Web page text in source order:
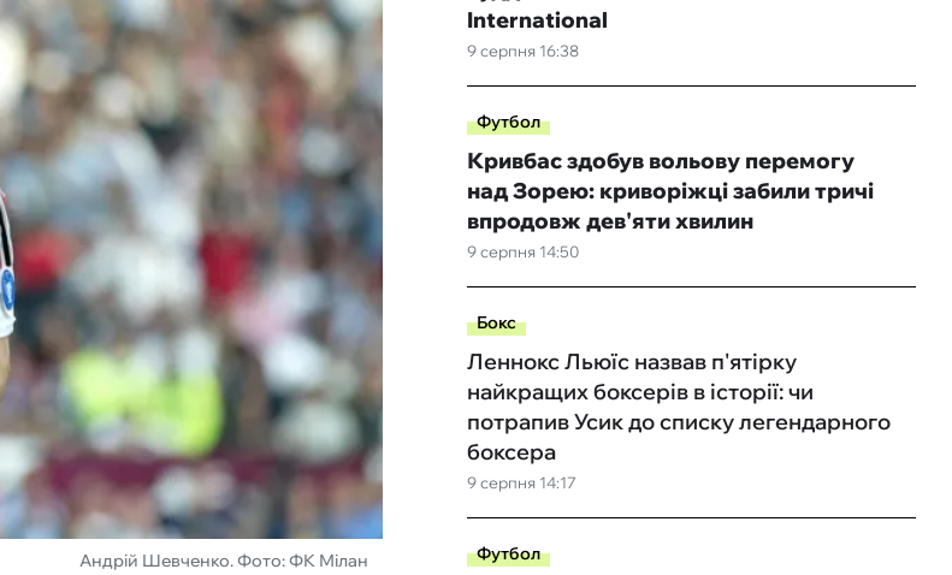
Андрій Шевченко. Фото: ФК Мілан
9 серпня 16:38
International
Футбол
9 серпня 14:50
Кривбас здобув вольову перемогу
над Зорею: криворіжці забили тричі
впродовж дев'яти хвилин
Бокс
9 серпня 14:17
Леннокс Льюїс назвав п'ятірку
найкращих боксерів в історії: чи
потрапив Усик до списку легендарного
боксера
Футбол